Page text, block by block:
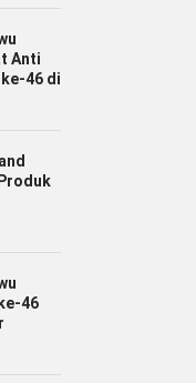
Anti
46 di
46